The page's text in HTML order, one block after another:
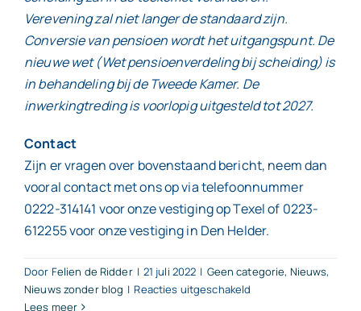
Verevening zal niet langer de standaard zijn.
Conversie van pensioen wordt het uitgangspunt. De
nieuwe wet (Wet pensioenverdeling bij scheiding) is
in behandeling bij de Tweede Kamer. De
inwerkingtreding is voorlopig uitgesteld tot 2027.
Contact
Zijn er vragen over bovenstaand bericht, neem dan
vooral contact met ons op via telefoonnummer
0222-314141 voor onze vestiging op Texel of 0223-
612255 voor onze vestiging in Den Helder.
Door Felien de Ridder | 21 juli 2022 | Geen categorie, Nieuws,
Nieuws zonder blog | Reacties uitgeschakeld
Lees meer